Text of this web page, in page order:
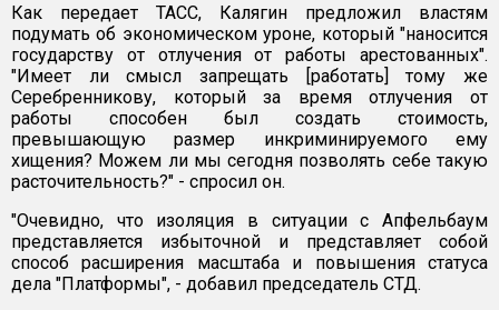
Как передает ТАСС, Калягин предложил властям
подумать об экономическом уроне, который "наносится
государству от отлучения от работы арестованных".
"Имеет ли смысл запрещать [работать] тому же
Серебренникову, который за время отлучения от
работы способен был создать стоимость,
превышающую размер инкриминируемого ему
хищения? Можем ли мы сегодня позволять себе такую
расточительность?" - спросил он.
"Очевидно, что изоляция в ситуации с Апфельбаум
представляется избыточной и представляет собой
способ расширения масштаба и повышения статуса
дела "Платформы", - добавил председатель СТД.